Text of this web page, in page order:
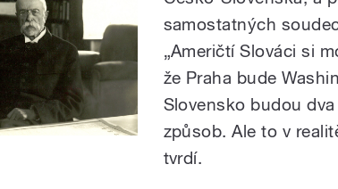
samostatných
„Američtí Slováci si
že Praha bude
Slovensko budou
způsob. Ale to v
tvrdí.